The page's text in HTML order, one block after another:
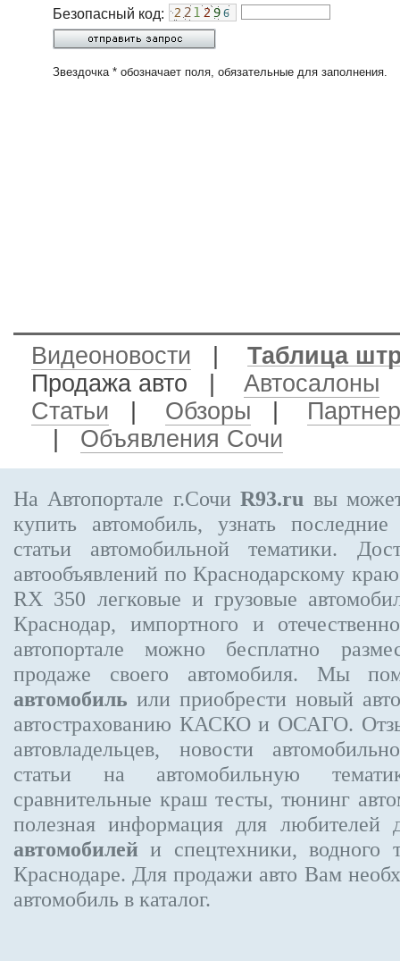
Безопасный код:
Звездочка * обозначает поля, обязательные для заполнения.
Видеоновости
Таблица
Продажа авто
Автосалоны
Статьи
Обзоры
Объявления Сочи
На Автопортале г.СочиR93.ru вы
купить автомобиль, узнать
статьи автомобильной тематики.
автообъявлений по Краснодарскому
RX 350 легковые и грузовые
Краснодар, импортного и
автопортале можно бесплатно
продаже своего автомобиля. Мы
автомобиль или приобрести новый
автострахованию КАСКО и ОСАГО.
автовладельцев, новости
статьи на автомобильную
сравнительные краш тесты, тюнинг
полезная информация для любителей
автомобилей и спецтехники, водного
Краснодаре. Для продажи авто Вам
автомобиль в каталог.